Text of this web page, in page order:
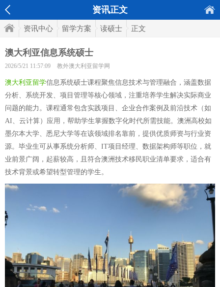
资讯正文
资讯中心 留学方案 读硕士 正文
澳大利亚信息系统硕士
2026/5/21 11:57:09 教外澳大利亚留学网
澳大利亚留学信息系统硕士课程聚焦信息技术与管理融合，涵盖数据
分析、系统开发、项目管理等核心领域，注重培养学生解决实际商业
问题的能力。课程通常包含实践项目、企业合作案例及前沿技术（如
AI、云计算）应用，帮助学生掌握数字化时代所需技能。澳洲高校如
墨尔本大学、悉尼大学等在该领域排名靠前，提供优质师资与行业资
源。毕业生可从事系统分析师、IT项目经理、数据架构师等职位，就
业前景广阔，起薪较高，且符合澳洲技术移民职业清单要求，适合有
技术背景或希望转型管理的学生。